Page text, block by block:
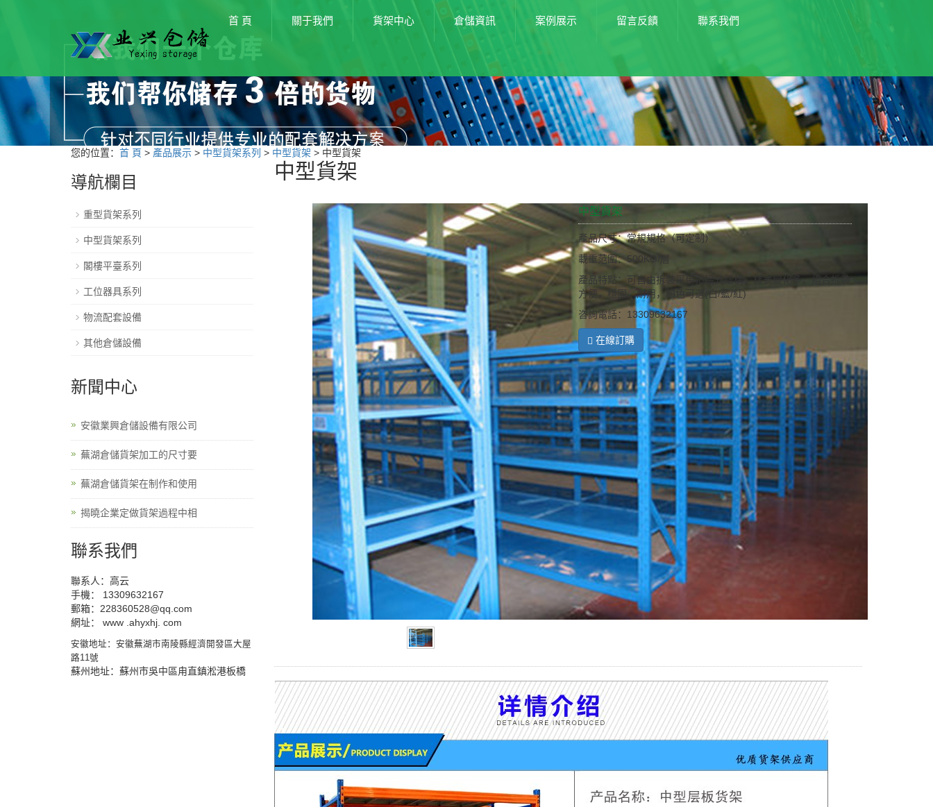
首 頁 關于我們 貨架中心 倉儲資訊 案例展示 留言反饋 聯系我們
您的位置： 首 頁 > 產品展示 > 中型貨架系列 > 中型貨架 > 中型貨架
中型貨架
中型貨架
產品尺寸：常規規格（可定制）
載重范圍：500KG/層
產品特點：可自由拆裝采用扣接式結構，樣式變化多，組合拆裝
方便，穩固，耐用，顏色可選(白/藍/紅)
咨詢電話：13309632167
在線訂購
導航欄目
重型貨架系列
中型貨架系列
閣樓平臺系列
工位器具系列
物流配套設備
其他倉儲設備
新聞中心
安徽業興倉儲設備有限公司
蕪湖倉儲貨架加工的尺寸要
蕪湖倉儲貨架在制作和使用
揭曉企業定做貨架過程中相
聯系我們
聯系人：高云
手機： 13309632167
郵箱：228360528@qq.com
網址： www .ahyxhj. com
安徽地址：安徽蕪湖市南陵縣經濟開發區大屋
路11號
蘇州地址：蘇州市吳中區甪直鎮淞港板橋